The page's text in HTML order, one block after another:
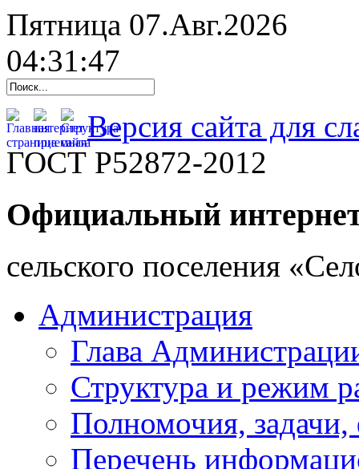
Пятница 07.Авг.2026
04:31:48
Версия сайта для
ГОСТ Р52872-2012
Официальный
cельского поселения
Администрация
Глава
Структура и режим
Полномочия,
Перечень